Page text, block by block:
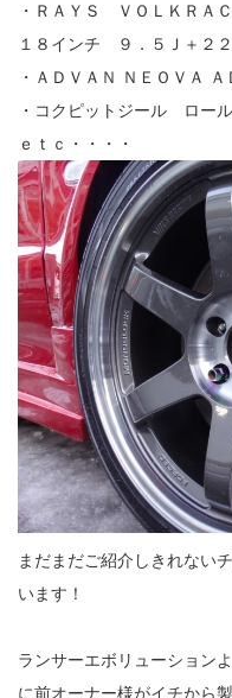
・ＲＡＹＳ ＶＯＬＫＲＡ
１８インチ ９．５Ｊ＋２２
・ＡＤＶＡＮ ＮＥＯＶＡ
・コクピットジール ロー
ｅｔｃ・・・・
まだまだご紹介しきれない
います！
ランサーエボリューション
に前オーナー様がイチから